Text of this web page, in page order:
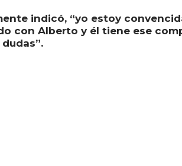
indicó, “yo estoy
con Alberto y él tiene ese